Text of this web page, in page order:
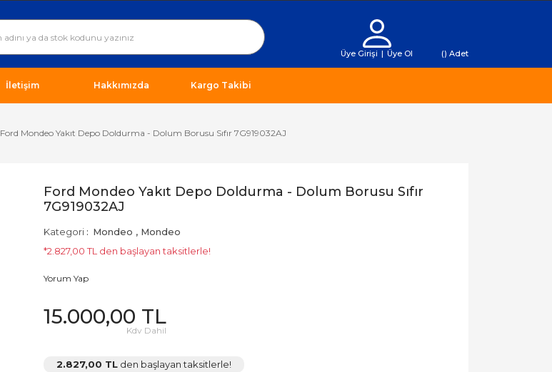
Üye Girişi | Üye Ol () Adet
İletişim Hakkımızda Kargo Takibi
Ford Mondeo Yakıt Depo Doldurma - Dolum Borusu Sıfır 7G919032AJ
Ford Mondeo Yakıt Depo Doldurma - Dolum Borusu Sıfır
7G919032AJ
Kategori Mondeo , Mondeo
*2.827,00 TL den başlayan taksitlerle!
Yorum Yap
15.000,00 TL
Kdv Dahil
2.827,00 TL den başlayan taksitlerle!